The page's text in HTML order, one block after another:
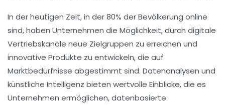
In der heutigen Zeit, in der80% der Bevölkerung online
sind, haben Unternehmen die Möglichkeit, durch digitale
Vertriebskanäle neue Zielgruppen zu erreichen und
innovative Produkte zu entwickeln, die auf
Marktbedürfnisse abgestimmt sind. Datenanalysen und
künstliche Intelligenz bieten wertvolle Einblicke, die es
Unternehmen ermöglichen, datenbasierte